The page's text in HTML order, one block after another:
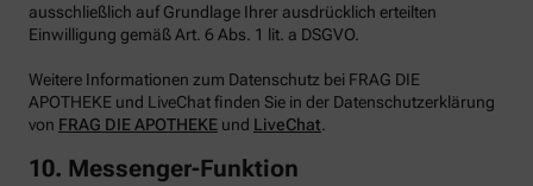
ausschließlich auf Grundlage Ihrer ausdrücklich erteilten
Einwilligung gemäß Art. 6 Abs. 1 lit. a DSGVO.
Weitere Informationen zum Datenschutz bei FRAG DIE
APOTHEKE und LiveChat finden Sie in der Datenschutzerklärung
von FRAG DIE APOTHEKE und LiveChat
10. Messenger-Funktion